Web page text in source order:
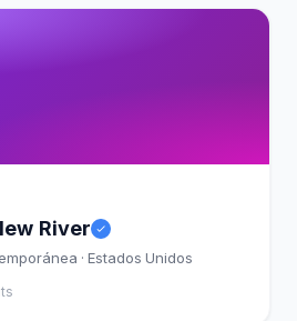
River
· Estados Unidos